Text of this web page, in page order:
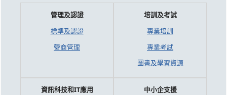
管理及認證
標準及認證
營商管理
培訓及考試
專業培訓
專業考試
圖書及學習資源
資訊科技和IT應用
中小企支援